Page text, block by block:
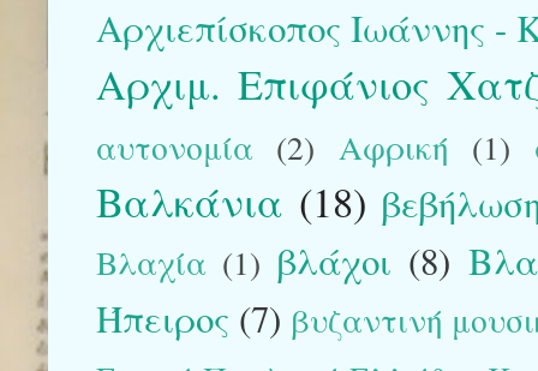
Αρχιεπίσκοπος Ιωάννης -
Αρχιμ. Επιφάνιος
αυτονομία (2) Αφρική (1)
Βαλκάνια (18)
Βλαχία (1) βλάχοι (8)
Ήπειρος (7) βυζαντινή